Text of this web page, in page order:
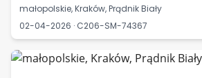
małopolskie, Kraków, Prądnik Biały
02-04-2026 · C206-SM-74367